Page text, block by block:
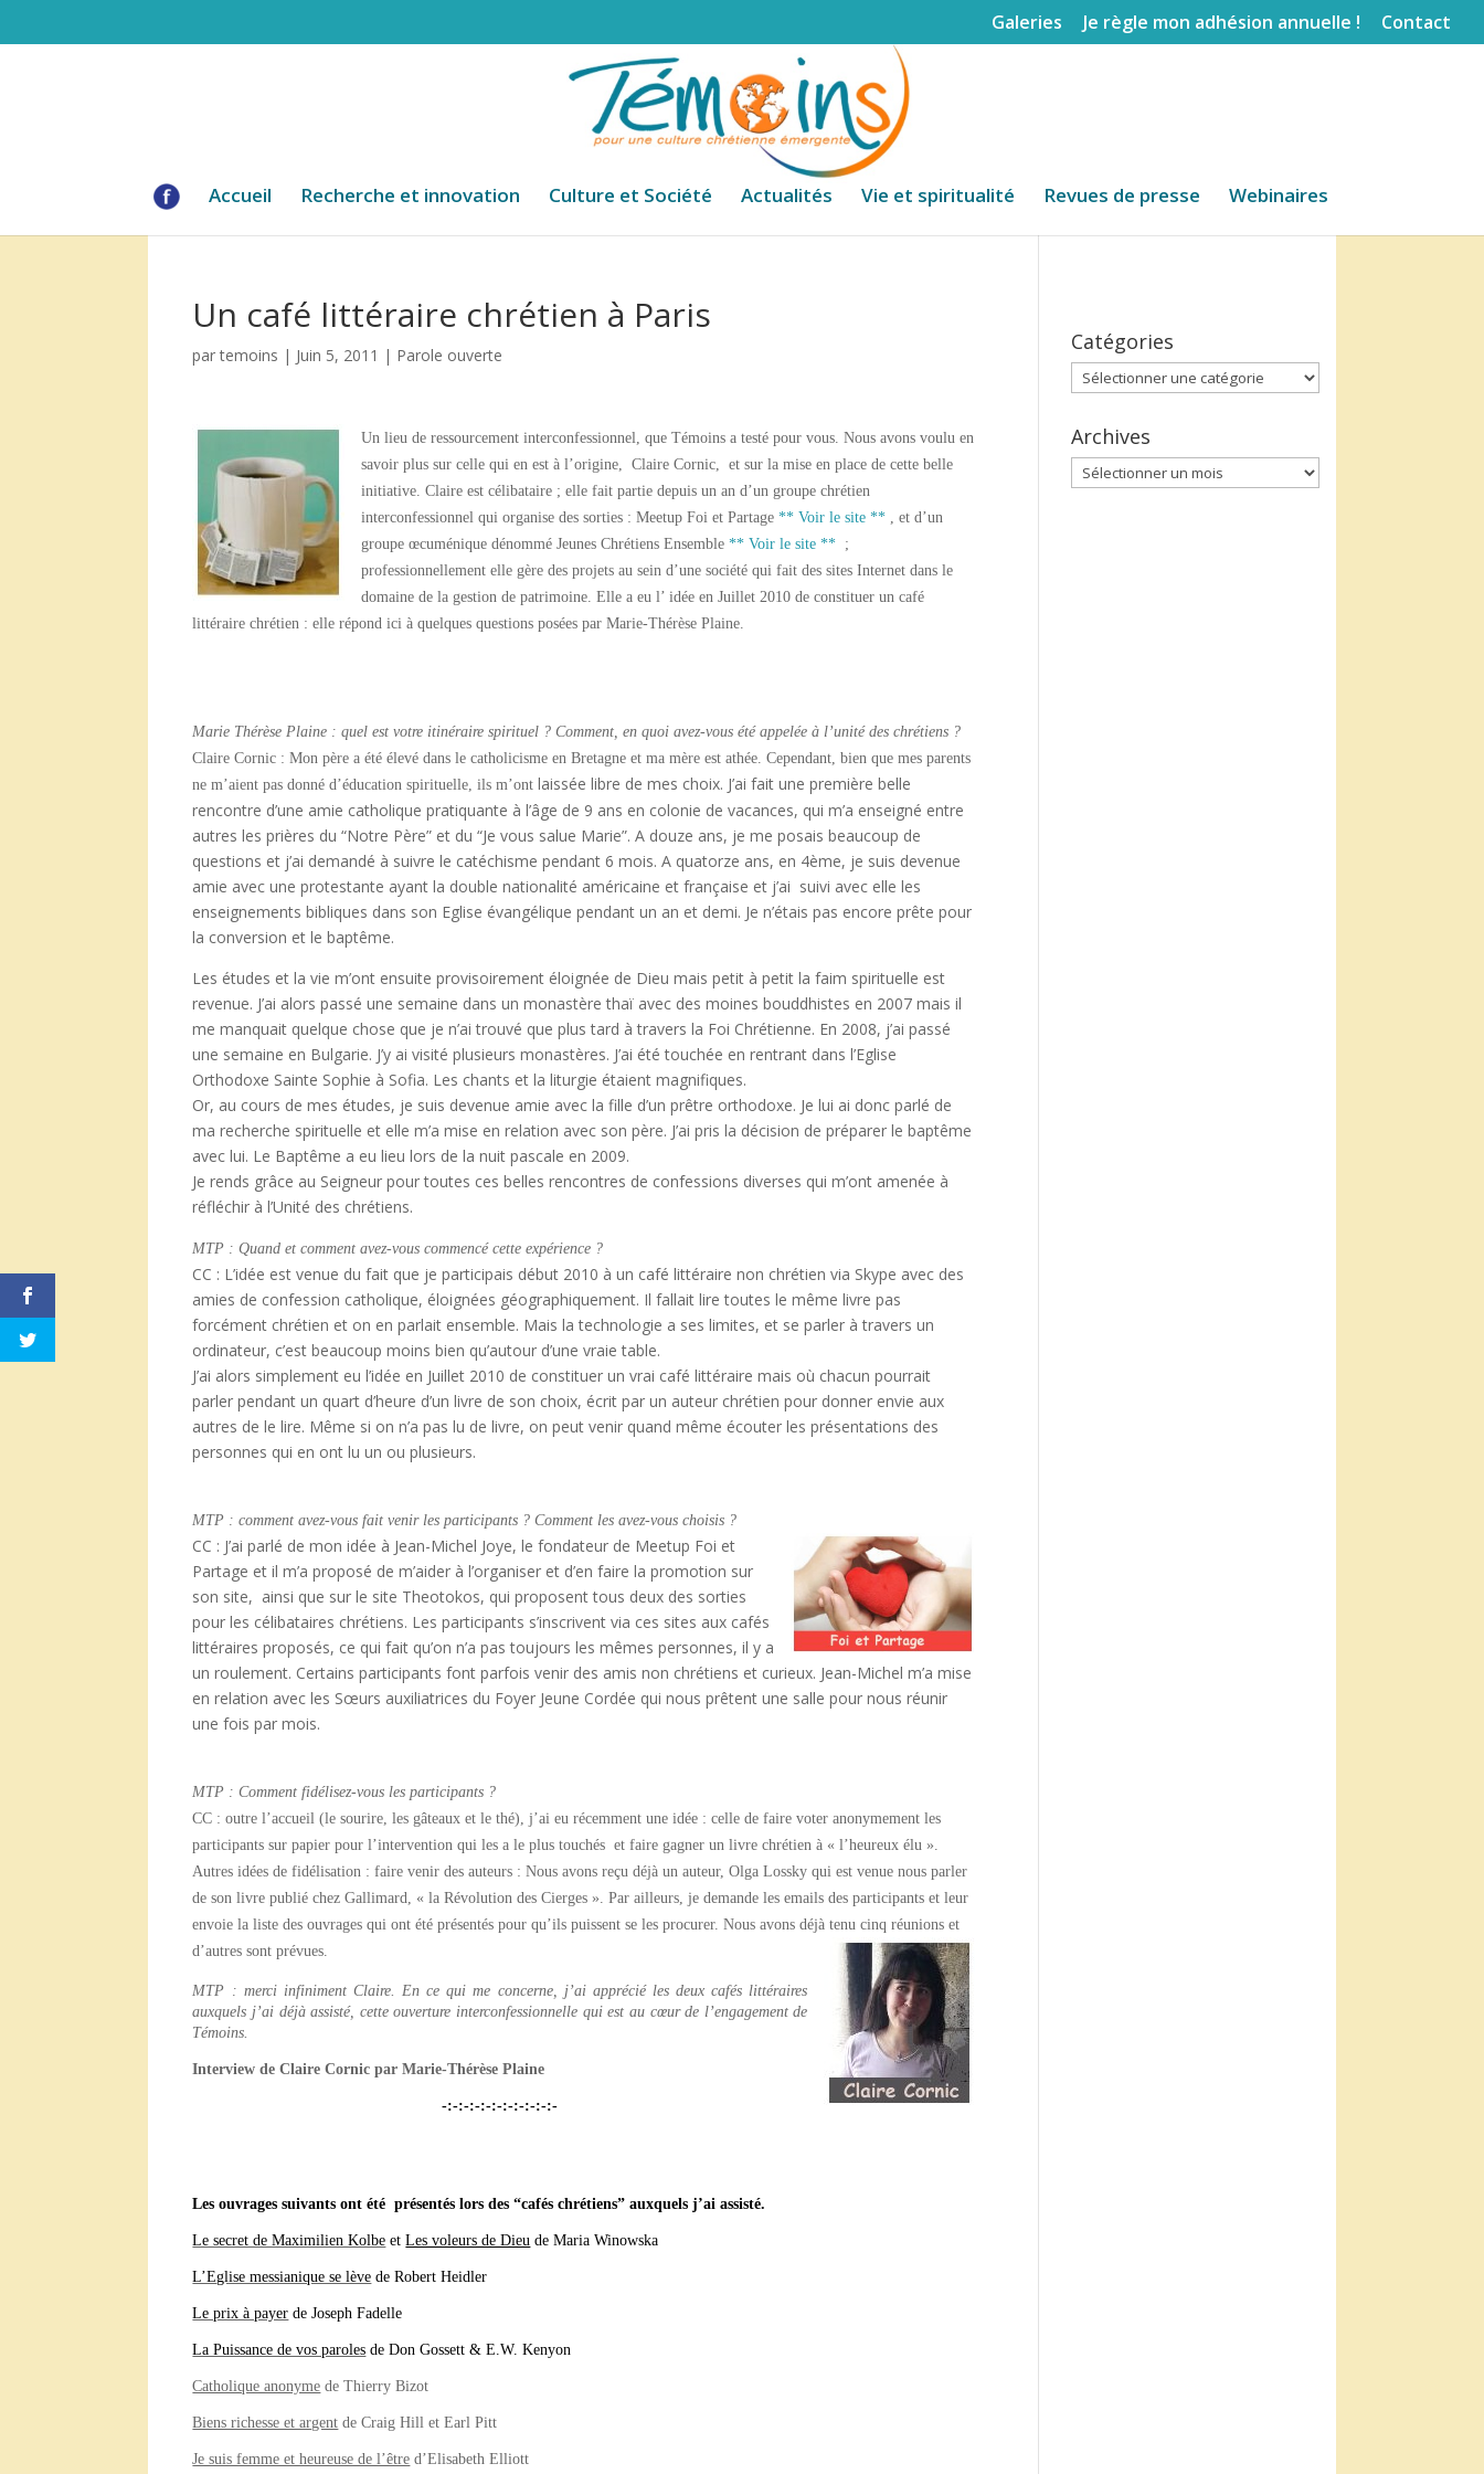
Galeries Je règle mon adhésion annuelle ! Contact
Accueil Recherche et innovation Culture et Société Actualités Vie et spiritualité Revues de presse Webinaires
Un café littéraire chrétien à Paris
partemoins | Juin 5, 2011 | Parole ouverte
Un lieu de ressourcement interconfessionnel, que Témoins a testé pour vous. Nous avons voulu en
savoir plus sur celle qui en est à l’origine, Claire Cornic, et sur la mise en place de cette belle
initiative. Claire est célibataire ; elle fait partie depuis un an d’un groupe chrétien
interconfessionnel qui organise des sorties : Meetup Foi et Partage** Voir le site ** , et d’un
groupe œcuménique dénommé Jeunes Chrétiens Ensemble** Voir le site ** ;
professionnellement elle gère des projets au sein d’une société qui fait des sites Internet dans le
domaine de la gestion de patrimoine. Elle a eu l’ idée en Juillet 2010 de constituer un café
littéraire chrétien : elle répond ici à quelques questions posées par Marie-Thérèse Plaine.
Marie Thérèse Plaine : quel est votre itinéraire spirituel ? Comment, en quoi avez-vous été appelée à l’unité des chrétiens ?
Claire Cornic : Mon père a été élevé dans le catholicisme en Bretagne et ma mère est athée. Cependant, bien que mes parents
ne m’aient pas donné d’éducation spirituelle, ils m’ont laissée libre de mes choix. J’ai fait une première belle
rencontre d’une amie catholique pratiquante à l’âge de 9 ans en colonie de vacances, qui m’a enseigné entre
autres les prières du “Notre Père” et du “Je vous salue Marie”. A douze ans, je me posais beaucoup de
questions et j’ai demandé à suivre le catéchisme pendant 6 mois. A quatorze ans, en 4ème, je suis devenue
amie avec une protestante ayant la double nationalité américaine et française et j’ai suivi avec elle les
enseignements bibliques dans son Eglise évangélique pendant un an et demi. Je n’étais pas encore prête pour
la conversion et le baptême.
Les études et la vie m’ont ensuite provisoirement éloignée de Dieu mais petit à petit la faim spirituelle est
revenue. J’ai alors passé une semaine dans un monastère thaï avec des moines bouddhistes en 2007 mais il
me manquait quelque chose que je n’ai trouvé que plus tard à travers la Foi Chrétienne. En 2008, j’ai passé
une semaine en Bulgarie. J’y ai visité plusieurs monastères. J’ai été touchée en rentrant dans l’Eglise
Orthodoxe Sainte Sophie à Sofia. Les chants et la liturgie étaient magnifiques.
Or, au cours de mes études, je suis devenue amie avec la fille d’un prêtre orthodoxe. Je lui ai donc parlé de
ma recherche spirituelle et elle m’a mise en relation avec son père. J’ai pris la décision de préparer le baptême
avec lui. Le Baptême a eu lieu lors de la nuit pascale en 2009.
Je rends grâce au Seigneur pour toutes ces belles rencontres de confessions diverses qui m’ont amenée à
réfléchir à l’Unité des chrétiens.
MTP : Quand et comment avez-vous commencé cette expérience ?
CC : L’idée est venue du fait que je participais début 2010 à un café littéraire non chrétien via Skype avec des
amies de confession catholique, éloignées géographiquement. Il fallait lire toutes le même livre pas
forcément chrétien et on en parlait ensemble. Mais la technologie a ses limites, et se parler à travers un
ordinateur, c’est beaucoup moins bien qu’autour d’une vraie table.
J’ai alors simplement eu l’idée en Juillet 2010 de constituer un vrai café littéraire mais où chacun pourrait
parler pendant un quart d’heure d’un livre de son choix, écrit par un auteur chrétien pour donner envie aux
autres de le lire. Même si on n’a pas lu de livre, on peut venir quand même écouter les présentations des
personnes qui en ont lu un ou plusieurs.
MTP : comment avez-vous fait venir les participants ? Comment les avez-vous choisis ?
CC : J’ai parlé de mon idée à Jean-Michel Joye, le fondateur de Meetup Foi et
Partage et il m’a proposé de m’aider à l’organiser et d’en faire la promotion sur
son site, ainsi que sur le site Theotokos, qui proposent tous deux des sorties
pour les célibataires chrétiens. Les participants s’inscrivent via ces sites aux cafés
littéraires proposés, ce qui fait qu’on n’a pas toujours les mêmes personnes, il y a
un roulement. Certains participants font parfois venir des amis non chrétiens et curieux. Jean-Michel m’a mise
en relation avec les Sœurs auxiliatrices du Foyer Jeune Cordée qui nous prêtent une salle pour nous réunir
une fois par mois.
MTP : Comment fidélisez-vous les participants ?
CC : outre l’accueil (le sourire, les gâteaux et le thé), j’ai eu récemment une idée : celle de faire voter anonymement les
participants sur papier pour l’intervention qui les a le plus touchés et faire gagner un livre chrétien à « l’heureux élu ».
Autres idées de fidélisation : faire venir des auteurs : Nous avons reçu déjà un auteur, Olga Lossky qui est venue nous parler
de son livre publié chez Gallimard, « la Révolution des Cierges ». Par ailleurs, je demande les emails des participants et leur
envoie la liste des ouvrages qui ont été présentés pour qu’ils puissent se les procurer. Nous avons déjà tenu cinq réunions et
d’autres sont prévues.
MTP : merci infiniment Claire. En ce qui me concerne, j’ai apprécié les deux cafés littéraires
auxquels j’ai déjà assisté, cette ouverture interconfessionnelle qui est au cœur de l’engagement de
Témoins.
Interview de Claire Cornic par Marie-Thérèse Plaine
-:-:-:-:-:-:-:-:-:-:-
Les ouvrages suivants ont été présentés lors des “cafés chrétiens” auxquels j’ai assisté.
Le secret de Maximilien Kolbe etLes voleurs de Dieu de Maria Winowska
L’Eglise messianique se lève de Robert Heidler
Le prix à payer de Joseph Fadelle
La Puissance de vos paroles de Don Gossett & E.W. Kenyon
Catholique anonyme de Thierry Bizot
Biens richesse et argent de Craig Hill et Earl Pitt
Je suis femme et heureuse de l’être d’Elisabeth Elliott
Catégories
Catégories
Archives
Archives